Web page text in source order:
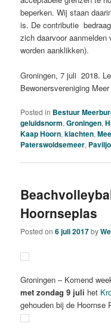
beperken. Wij staan
is. De contributie
zich daarvoor
worden aanklikken).
Groningen, 7 juli 2018.
Bewonersvereniging
Posted in Bestuur
geluidsnorm,Groningen,
Kaap Hoorn,klachten,
Paterswoldsemeer,
Hoornseplas
Posted on6 juli 2017by
Groningen – Komend
met zondag 9 juli het
gehouden bij de Hoornse